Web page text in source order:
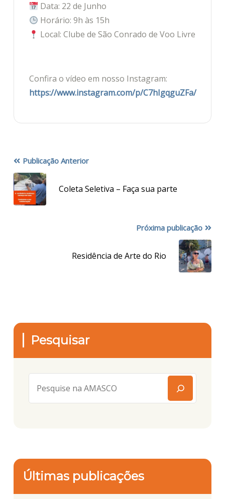
Data: 22 de Junho
Horário: 9h às 15h
Local: Clube de São Conrado de Voo Livre
Confira o vídeo em nosso Instagram:
https://www.instagram.com/p/C7hIgqguZFa/
Publicação Anterior
Coleta Seletiva – Faça sua parte
Próxima publicação
Residência de Arte do Rio
Pesquisar
Últimas publicações